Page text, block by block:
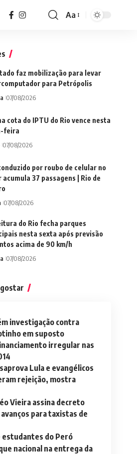
Font
Aa
faz mobilização para levar
para Petrópolis
07/08/2026
cota do IPTU do Rio vence nesta
feira
07/08/2026
por roubo de celular no
acumula 37 passagens | Rio de
07/08/2026
do Rio fecha parques
nesta sexta após previsão
acima de 90 km/h
07/08/2026
investigação contra
em suposto
irregular nas
Lula e evangélicos
rejeição, mostra
Vieira assina decreto
para taxistas de
do Peró
nacional na entrega da